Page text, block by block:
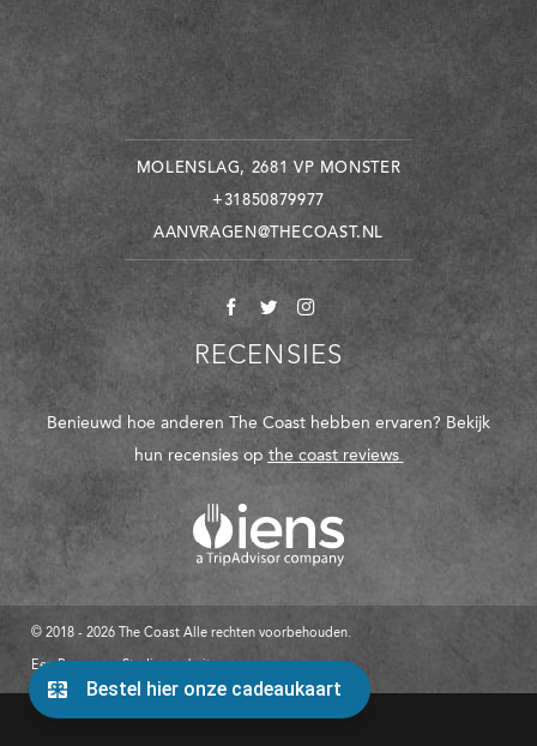
MOLENSLAG, 2681 VP MONSTER
+31850879977
AANVRAGEN@THECOAST.NL
RECENSIES
Benieuwd hoe anderen The Coast hebben ervaren? Bekijk
hun recensies op the coast reviews
© 2018 - 2026 The Coast Alle rechten voorbehouden.
Een Panorama Studios website